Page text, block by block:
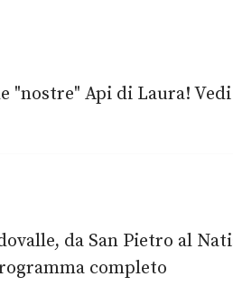
"nostre" Api di Laura!
da San Pietro al
completo